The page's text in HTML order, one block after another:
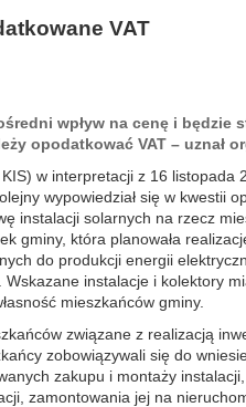
VAT
wpływ na cenę i będzie
opodatkować VAT – uznał
w interpretacji z 16 listopada
wypowiedział się w kwestii
instalacji solarnych na rzecz
gminy, która planowała
do produkcji energii
instalacje i kolektory
mieszkańców gminy.
związane z realizacją
zobowiązywali się do
zakupu i montaży
zamontowania jej na